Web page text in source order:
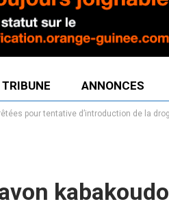
TRIBUNE ANNONCES
pour tentative d’introduction de la